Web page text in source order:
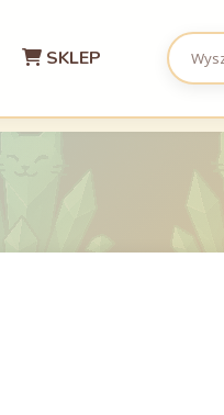
SKLEP